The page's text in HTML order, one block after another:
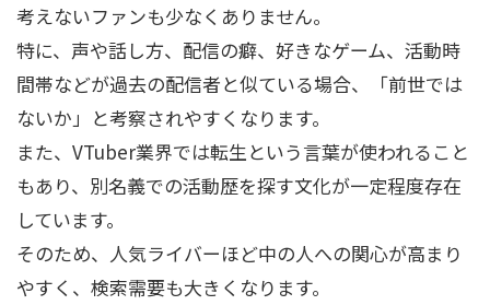
考えないファンも少なくありません。
特に、声や話し方、配信の癖、好きなゲーム、活動時
間帯などが過去の配信者と似ている場合、「前世では
ないか」と考察されやすくなります。
また、VTuber業界では転生という言葉が使われること
もあり、別名義での活動歴を探す文化が一定程度存在
しています。
そのため、人気ライバーほど中の人への関心が高まり
やすく、検索需要も大きくなります。